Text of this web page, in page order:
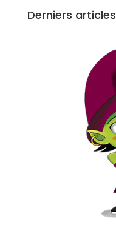
Derniers articles